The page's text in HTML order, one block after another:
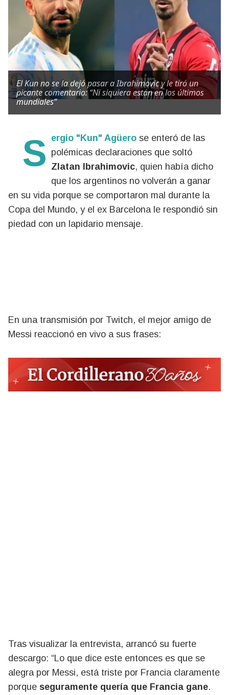
El Kun no se la dejó pasar a Ibrahimovic y le tiró un
picante comentario: “Ni siquiera están en los últimos
mundiales”
Sergio "Kun" Agüero se enteró de las
polémicas declaraciones que soltó
Zlatan Ibrahimovic, quien había dicho
que los argentinos no volverán a ganar
en su vida porque se comportaron mal durante la
Copa del Mundo, y el ex Barcelona le respondió sin
piedad con un lapidario mensaje.
En una transmisión por Twitch, el mejor amigo de
Messi reaccionó en vivo a sus frases:
Tras visualizar la entrevista, arrancó su fuerte
descargo: “Lo que dice este entonces es que se
alegra por Messi, está triste por Francia claramente
porque seguramente quería que Francia gane.